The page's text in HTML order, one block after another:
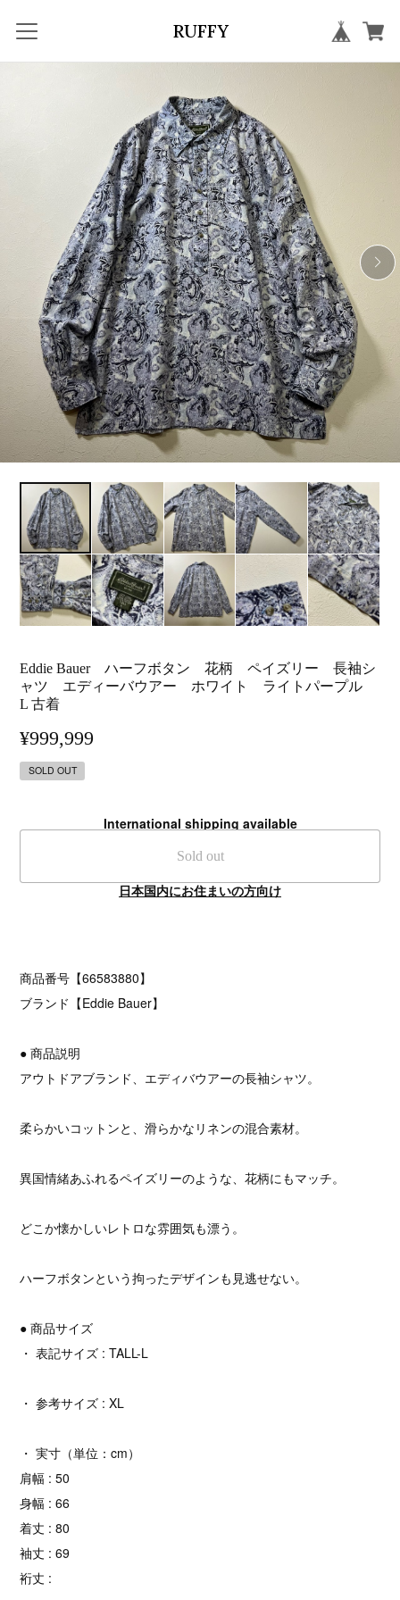
RUFFY
Eddie Bauer ハーフボタン 花柄 ペイズリー 長袖シ
ャツ エディーバウアー ホワイト ライトパープル
L 古着
¥999,999
SOLD OUT
International shipping available
Sold out
日本国内にお住まいの方向け
商品番号【66583880】
ブランド【Eddie Bauer】
● 商品説明
アウトドアブランド、エディバウアーの長袖シャツ。
柔らかいコットンと、滑らかなリネンの混合素材。
異国情緒あふれるペイズリーのような、花柄にもマッチ。
どこか懐かしいレトロな雰囲気も漂う。
ハーフボタンという拘ったデザインも見逃せない。
● 商品サイズ
・ 表記サイズ : TALL-L
・ 参考サイズ : XL
・ 実寸（単位：cm）
肩幅 : 50
身幅 : 66
着丈 : 80
袖丈 : 69
裄丈 :